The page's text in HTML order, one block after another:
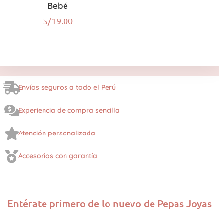
Bebé
S/19.00
Envíos seguros a todo el Perú
Experiencia de compra sencilla
Atención personalizada
Accesorios con garantía
Entérate primero de lo nuevo de Pepas Joyas